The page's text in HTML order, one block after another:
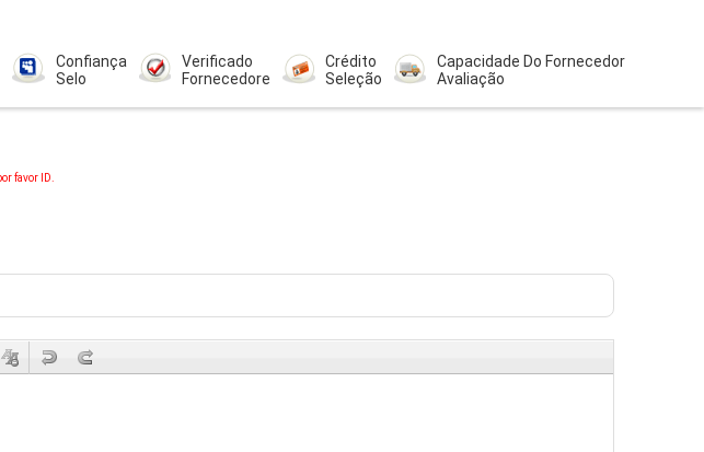
Confiança
Selo
Verificado
Fornecedore
Crédito
Seleção
Capacidade Do Fornecedor
Avaliação
favor ID.